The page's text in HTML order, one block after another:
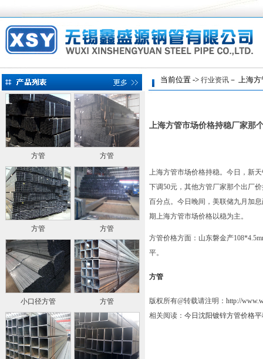
方管 方管
方管 方管
小口径方管 方管
当前位置 -> 行业资讯 － 上海
上海方管市场价格持稳厂家那
上海方管市场价格持稳。今日，新
下调50元，其他方管厂家那个出厂
百分点。今日晚间，美联储九月加
期上海方管市场价格以稳为主。
方管价格方面：山东磐金产
平。
方管
版权所有@转载请注明： http://
相关阅读： 今日沈阳镀锌方管价格